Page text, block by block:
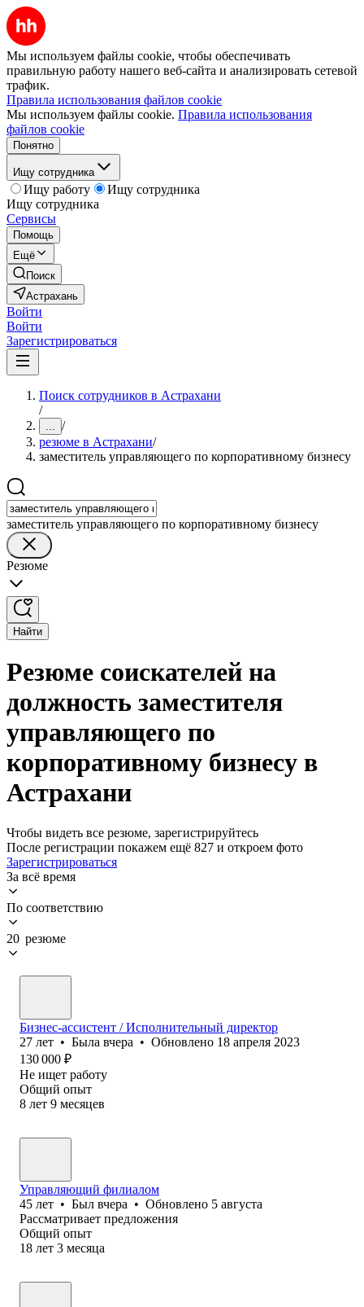
Мы используем файлы cookie, чтобы обеспечивать
правильную работу нашего веб-сайта и анализировать сетевой
трафик.
Правила использования файлов cookie
Мы используем файлы cookie. Правила использования
файлов cookie
Понятно
Ищу сотрудника
Ищу работу
Ищу сотрудника
Ищу сотрудника
Сервисы
Помощь
Ещё
Поиск
Астрахань
Войти
Войти
Зарегистрироваться
Поиск сотрудников в Астрахани
/
... /
резюме в Астрахани/
заместитель управляющего по корпоративному бизнесу
заместитель управляющего по корпоративному бизнесу
Резюме
Найти
Резюме соискателей на
должность заместителя
управляющего по
корпоративному бизнесу в
Астрахани
Чтобы видеть все резюме, зарегистрируйтесь
После регистрации покажем ещё 827 и откроем фото
Зарегистрироваться
За всё время
По соответствию
20 резюме
Бизнес-ассистент / Исполнительный директор
27 лет • Была вчера • Обновлено 18 апреля 2023
130 000 ₽
Не ищет работу
Общий опыт
8 лет 9 месяцев
Управляющий филиалом
45 лет • Был вчера • Обновлено 5 августа
Рассматривает предложения
Общий опыт
18 лет 3 месяца